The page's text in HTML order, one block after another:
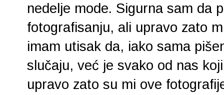
nedelje mode. Sigurna sam da
fotografisanju, ali upravo zato
imam utisak da, iako sama
slučaju, već je svako od nas
upravo zato su mi ove